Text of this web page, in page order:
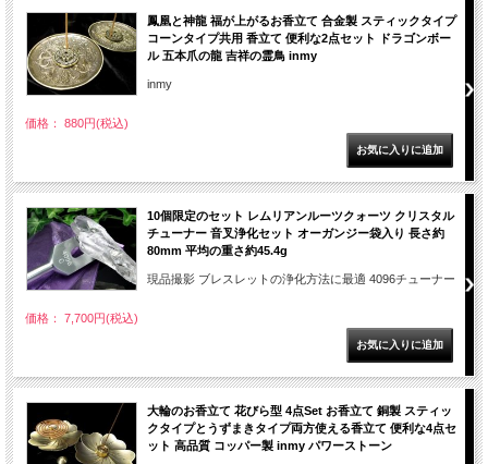
鳳凰と神龍 福が上がるお香立て 合金製 スティックタイプ
コーンタイプ共用 香立て 便利な2点セット ドラゴンボー
ル 五本爪の龍 吉祥の霊鳥 inmy
inmy
価格： 880円(税込)
10個限定のセット レムリアンルーツクォーツ クリスタル
チューナー 音叉浄化セット オーガンジー袋入り 長さ約
80mm 平均の重さ約45.4g
現品撮影 ブレスレットの浄化方法に最適 4096チューナー
価格： 7,700円(税込)
大輪のお香立て 花びら型 4点Set お香立て 銅製 スティッ
クタイプとうずまきタイプ両方使える香立て 便利な4点セ
ット 高品質 コッパー製 inmy パワーストーン